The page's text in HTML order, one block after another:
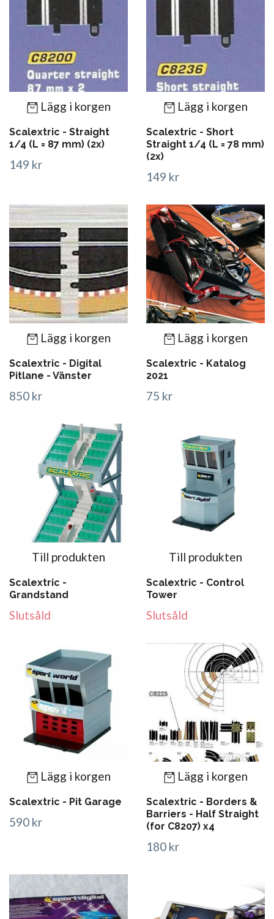
Lägg i korgen
Scalextric - Straight
1/4 (L = 87 mm) (2x)
149 kr
Lägg i korgen
Scalextric - Short
Straight 1/4 (L = 78 mm)
(2x)
149 kr
Lägg i korgen
Scalextric - Digital
Pitlane - Vänster
850 kr
Lägg i korgen
Scalextric - Katalog
2021
75 kr
Till produkten
Scalextric -
Grandstand
Slutsåld
Till produkten
Scalextric - Control
Tower
Slutsåld
Lägg i korgen
Scalextric - Pit Garage
590 kr
Lägg i korgen
Scalextric - Borders &
Barriers - Half Straight
(for C8207) x4
180 kr